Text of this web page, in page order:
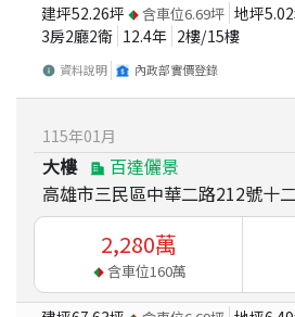
建坪52.26坪 含車位6.69坪 地坪5.02
3房2廳2衛 12.4年 2樓/15樓
資料說明 內政部實價登錄
115年01 月
大樓
百達儷景
高雄市三民區中華二路212號十
2,280萬
含車位160萬